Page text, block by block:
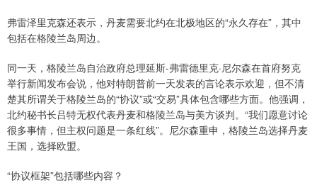
弗雷泽里克森还表示，丹麦需要北约在北极地区的“永久存在”，其中
包括在格陵兰岛周边。
同一天，格陵兰岛自治政府总理延斯-弗雷德里克·尼尔森在首府努克
举行新闻发布会说，他对特朗普前一天发表的言论表示欢迎，但不清
楚其所谓关于格陵兰岛的“协议”或“交易”具体包含哪些方面。他强调，
北约秘书长吕特无权代表丹麦和格陵兰岛与美方谈判。“我们愿意讨论
很多事情，但主权问题是一条红线”。尼尔森重申，格陵兰岛选择丹麦
王国，选择欧盟。
“协议框架”包括哪些内容？